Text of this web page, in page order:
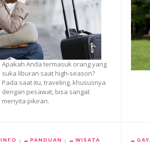
Apakah Anda termasuk orang yang
suka liburan saat high-season?
Pada saat itu, traveling, khususnya
dengan pesawat, bisa sangat
menyita pikiran.
INFO PANDUAN WISATA